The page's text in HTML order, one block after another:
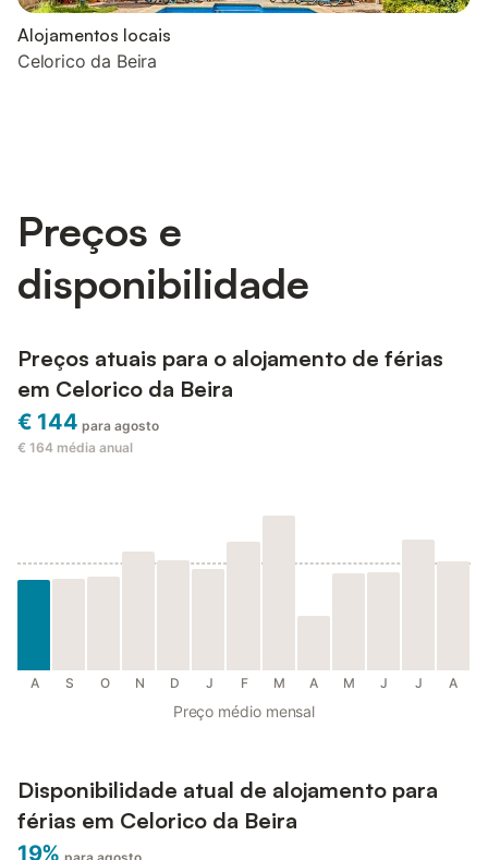
Alojamentos locais
Celorico da Beira
Preços e
disponibilidade
Preços atuais para o alojamento de férias
em Celorico da Beira
€ 144 para agosto
€ 164 média anual
A S O N D J F M A M J J A
Preço médio mensal
Disponibilidade atual de alojamento para
férias em Celorico da Beira
19%